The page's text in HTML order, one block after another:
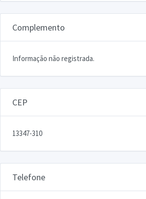
Complemento
Informação não registrada.
CEP
13347-310
Telefone